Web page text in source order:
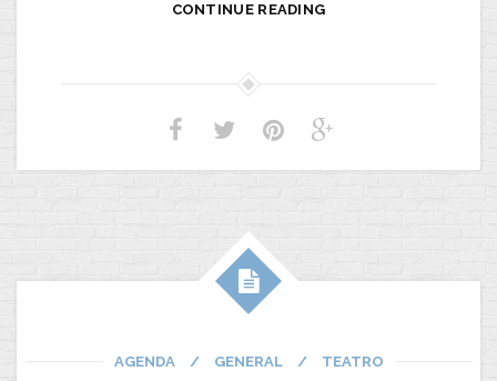
CONTINUE READING
AGENDA / GENERAL / TEATRO